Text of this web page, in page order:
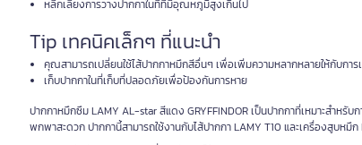
หลีกเลี่ยงการวางปากกาในที่ที่มีอุณหภูมิสูงเกินไป
Tip เทคนิคเล็กๆ ที่แนะนำ
คุณสามารถเปลี่ยนใช้ไส้ปากกาหมึกสีอื่นๆ เพื่อเพิ่มความหลากหลายให้กับกา
เก็บปากกาในที่เก็บที่ปลอดภัยเพื่อป้องกันการหาย
ปากกาหมึกซึม LAMY AL-star สีแดง GRYFFINDOR เป็นปากกาที่เหมาะสำห
พกพาสะดวก ปากกานี้สามารถใช้งานกับไส้ปากกา LAMY T10 และเครื่องสูบห